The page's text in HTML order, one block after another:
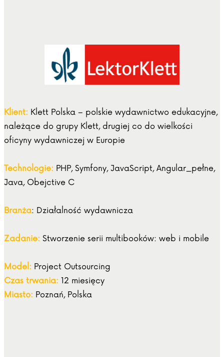
Klient: Klett Polska – polskie wydawnictwo edukacyjne,
należące do grupy Klett, drugiej co do wielkości
oficyny wydawniczej w Europie
Technologie: PHP, Symfony, JavaScript, Angular_pełne,
Java, Obejctive C
Branża: Działalność wydawnicza
Zadanie: Stworzenie serii multibooków: web i mobile
Model: Project Outsourcing
Czas trwania: 12 miesięcy
Miasto: Poznań, Polska